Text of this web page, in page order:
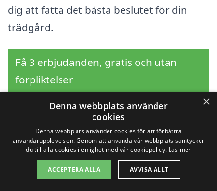
dig att fatta det bästa beslutet för din
trädgård.
Få 3 erbjudanden, gratis och utan
förpliktelser
Sök efter en
professionell för
trädgårdsarbete i andra
×
Denna webbplats använder
cookies
Denna webbplats använder cookies för att förbättra
användarupplevelsen. Genom att använda vår webbplats samtycker
du till alla cookies i enlighet med vår cookiepolicy. Läs mer
ACCEPTERA ALLA AVVISA ALLT